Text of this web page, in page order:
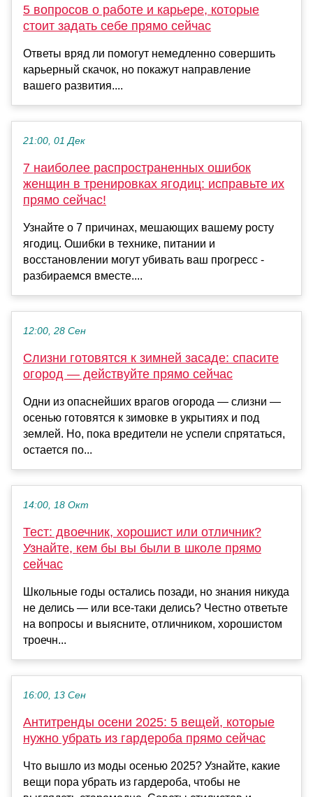
5 вопросов о работе и карьере, которые
стоит задать себе прямо сейчас
Ответы вряд ли помогут немедленно совершить
карьерный скачок, но покажут направление
вашего развития....
21:00, 01 Дек
7 наиболее распространенных ошибок
женщин в тренировках ягодиц: исправьте их
прямо сейчас!
Узнайте о 7 причинах, мешающих вашему росту
ягодиц. Ошибки в технике, питании и
восстановлении могут убивать ваш прогресс -
разбираемся вместе....
12:00, 28 Сен
Слизни готовятся к зимней засаде: спасите
огород — действуйте прямо сейчас
Одни из опаснейших врагов огорода — слизни —
осенью готовятся к зимовке в укрытиях и под
землей. Но, пока вредители не успели спрятаться,
остается по...
14:00, 18 Окт
Тест: двоечник, хорошист или отличник?
Узнайте, кем бы вы были в школе прямо
сейчас
Школьные годы остались позади, но знания никуда
не делись — или все-таки делись? Честно ответьте
на вопросы и выясните, отличником, хорошистом
троечн...
16:00, 13 Сен
Антитренды осени 2025: 5 вещей, которые
нужно убрать из гардероба прямо сейчас
Что вышло из моды осенью 2025? Узнайте, какие
вещи пора убрать из гардероба, чтобы не